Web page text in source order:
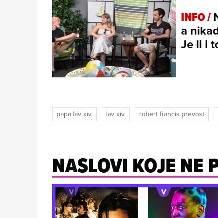
INFO /
a
Je li i
papa lav xiv. lav xiv. robert francis prevost
NASLOVI KOJE NE